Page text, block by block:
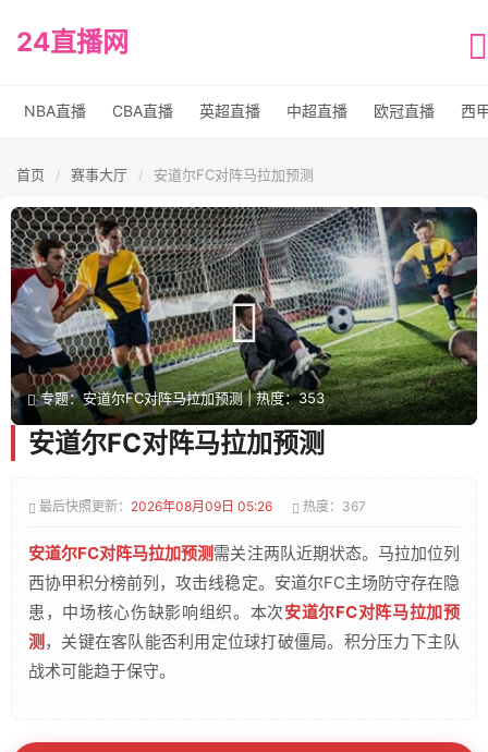
24直播网
NBA直播 CBA直播 英超直播 中超直播 欧冠直播 西
首页 / 赛事大厅 / 安道尔FC对阵马拉加预测
专题：安道尔FC对阵马拉加预测 | 热度：353
安道尔FC对阵马拉加预测
最后快照更新： 2026年08月09日 05:26 热度：367
安道尔FC对阵马拉加预测需关注两队近期状态。马拉加位列
西协甲积分榜前列，攻击线稳定。安道尔FC主场防守存在隐
患，中场核心伤缺影响组织。本次安道尔FC对阵马拉加预
测 ，关键在客队能否利用定位球打破僵局。积分压力下主队
战术可能趋于保守。